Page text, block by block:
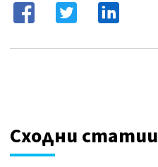
Сходни статии